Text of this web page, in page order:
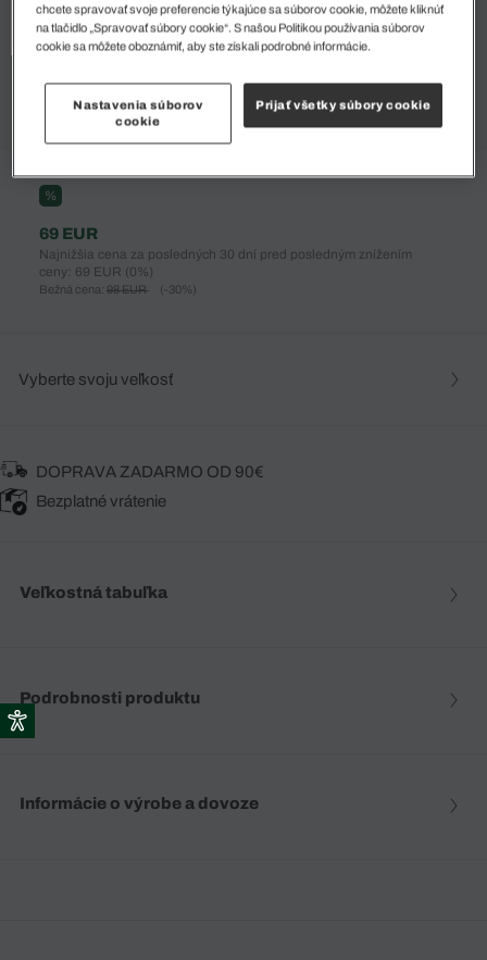
%
69 EUR
Najnižšia cena za posledných 30 dní pred posledným znížením
ceny: 69 EUR (0%)
Bežná cena: 98 EUR (-30%)
Vyberte svoju veľkosť
DOPRAVA ZADARMO OD 90€
Bezplatné vrátenie
Veľkostná tabuľka
Podrobnosti produktu
Informácie o výrobe a dovoze
chcete spravovať svoje preferencie týkajúce sa súborov cookie, môžete kliknúť
na tlačidlo „Spravovať súbory cookie“. S našou Politikou používania súborov
cookie sa môžete oboznámiť, aby ste získali podrobné informácie.
Nastavenia súborov
cookie
Prijať všetky súbory cookie